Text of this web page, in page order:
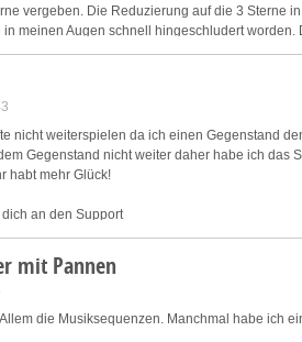
vergeben. Die Reduzierung auf die 3 Sterne
meinen Augen schnell hingeschludert
nicht weiterspielen da ich einen Gegenstand
Gegenstand nicht weiter daher habe ich das
habt mehr Glück!
an den Support
mit Pannen
die Musiksequenzen. Manchmal habe ich